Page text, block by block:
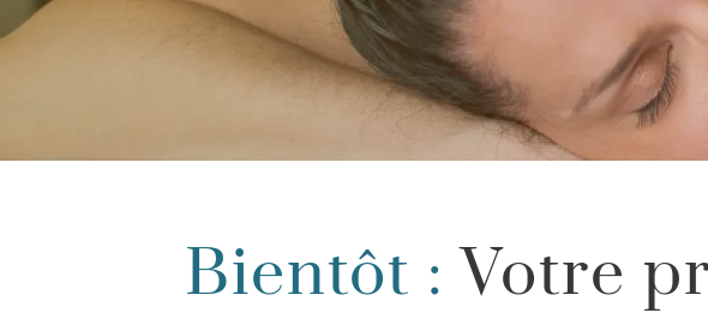
Bientôt :Votre